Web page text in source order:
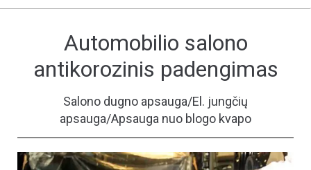
Automobilio salono
antikorozinis padengimas
Salono dugno apsauga/El. jungčių
apsauga/Apsauga nuo blogo kvapo